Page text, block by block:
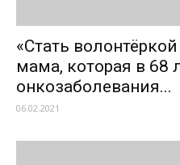
«Стать
мама, которая в 68
онкозаболевания...
06.02.2021